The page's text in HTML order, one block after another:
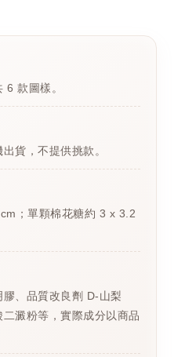
6 款圖樣。
貨，不提供挑款。
；單顆棉花糖約 3 x 3.2
、品質改良劑 D-山梨
澱粉等，實際成分以商品